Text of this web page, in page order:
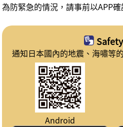
為防緊急的情況，請事前以APP確
通知日本國內的地震、海嘯等
Android